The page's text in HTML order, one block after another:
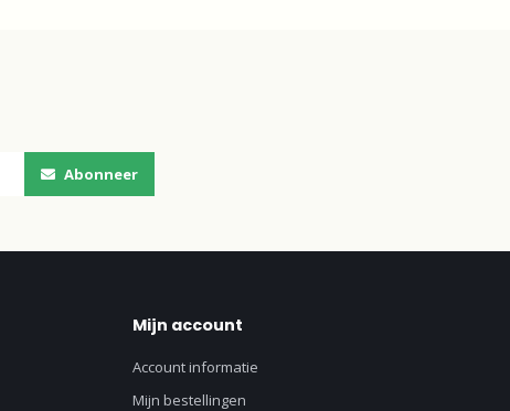
Abonneer
Mijn account
Account informatie
Mijn bestellingen